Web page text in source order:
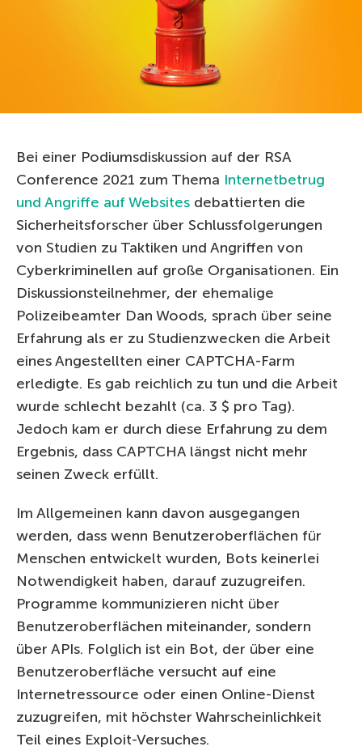
Bei einer Podiumsdiskussion auf der RSA
Conference 2021 zum Thema Internetbetrug
und Angriffe auf Websites debattierten die
Sicherheitsforscher über Schlussfolgerungen
von Studien zu Taktiken und Angriffen von
Cyberkriminellen auf große Organisationen. Ein
Diskussionsteilnehmer, der ehemalige
Polizeibeamter Dan Woods, sprach über seine
Erfahrung als er zu Studienzwecken die Arbeit
eines Angestellten einer CAPTCHA-Farm
erledigte. Es gab reichlich zu tun und die Arbeit
wurde schlecht bezahlt (ca. 3 $ pro Tag).
Jedoch kam er durch diese Erfahrung zu dem
Ergebnis, dass CAPTCHA längst nicht mehr
seinen Zweck erfüllt.
Im Allgemeinen kann davon ausgegangen
werden, dass wenn Benutzeroberflächen für
Menschen entwickelt wurden, Bots keinerlei
Notwendigkeit haben, darauf zuzugreifen.
Programme kommunizieren nicht über
Benutzeroberflächen miteinander, sondern
über APIs. Folglich ist ein Bot, der über eine
Benutzeroberfläche versucht auf eine
Internetressource oder einen Online-Dienst
zuzugreifen, mit höchster Wahrscheinlichkeit
Teil eines Exploit-Versuches.